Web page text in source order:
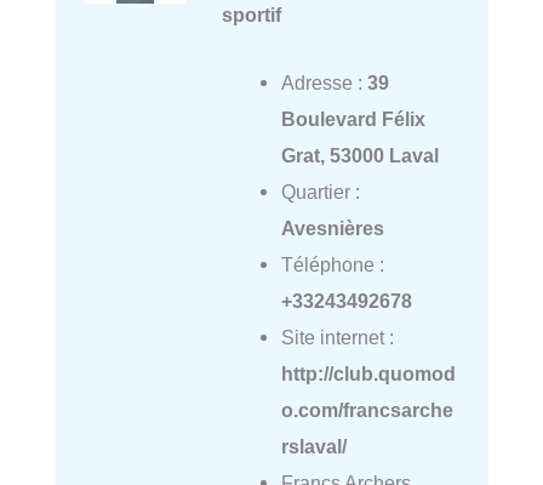
sportif
Adresse : 39
Boulevard Félix
Grat, 53000 Laval
Quartier :
Avesnières
Téléphone :
+33243492678
Site internet :
http://club.quomod
o.com/francsarche
rslaval/